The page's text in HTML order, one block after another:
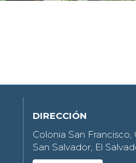
DIRECCIÓN
Colonia San Francisco,
San Salvador, El